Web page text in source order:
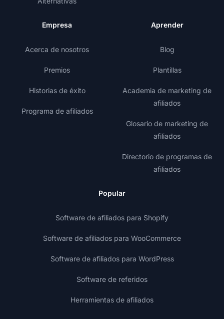
Empresa
Acerca de nosotros
Premios
Historias de éxito
Programa de afiliados
Aprender
Blog
Plantillas
Academia de marketing de
afiliados
Glosario de marketing de
afiliados
Directorio de programas de
afiliados
Popular
Software de afiliados para Shopify
Software de afiliados para WooCommerce
Software de afiliados para WordPress
Software de referidos
Herramientas de afiliados